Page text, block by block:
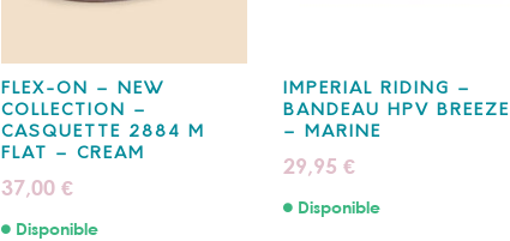
FLEX-ON – NEW
COLLECTION –
CASQUETTE 2884 M
FLAT – CREAM
37,00 €
Disponible
IMPERIAL RIDING –
BANDEAU HPV BREEZE
– MARINE
29,95 €
Disponible